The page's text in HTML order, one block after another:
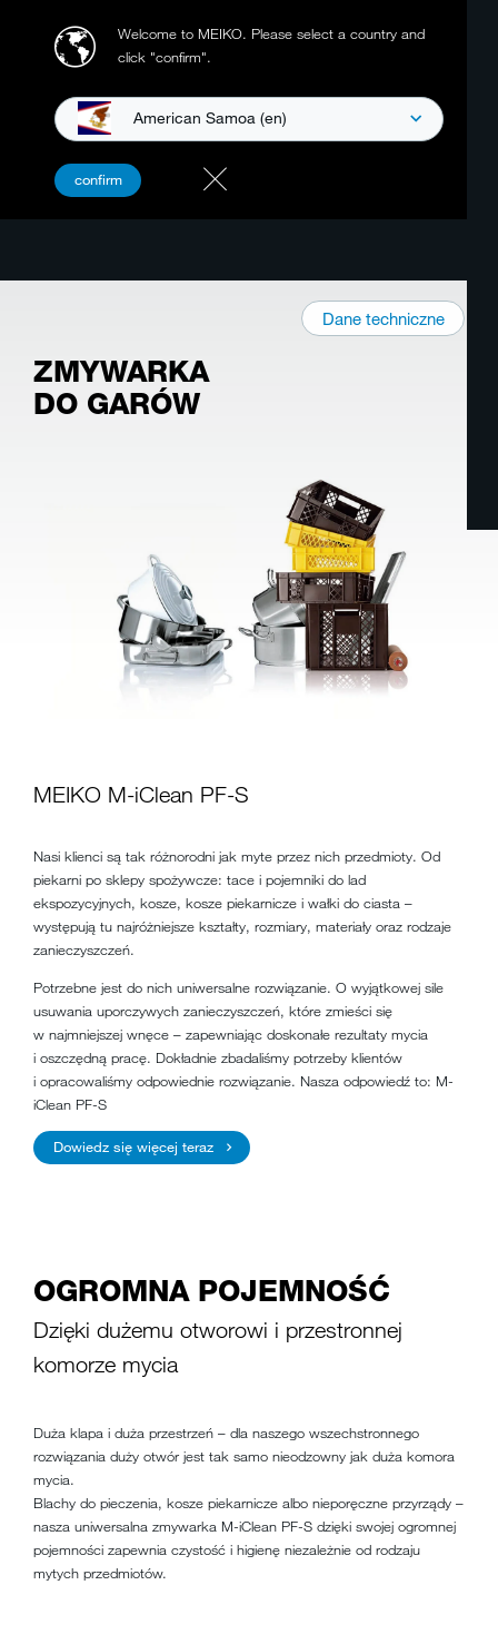
Welcome to MEIKO. Please select a country and
click "confirm".
American Samoa (en)
confirm
Dane techniczne
ZMYWARKA
DO GARÓW
MEIKO M-iClean PF-S
Nasi klienci są tak różnorodni jak myte przez nich przedmioty. Od
piekarni po sklepy spożywcze: tace i pojemniki do lad
ekspozycyjnych, kosze, kosze piekarnicze i wałki do ciasta –
występują tu najróżniejsze kształty, rozmiary, materiały oraz rodzaje
zanieczyszczeń.
Potrzebne jest do nich uniwersalne rozwiązanie. O wyjątkowej sile
usuwania uporczywych zanieczyszczeń, które zmieści się
w najmniejszej wnęce – zapewniając doskonałe rezultaty mycia
i oszczędną pracę. Dokładnie zbadaliśmy potrzeby klientów
i opracowaliśmy odpowiednie rozwiązanie. Nasza odpowiedź to: M-
iClean PF-S
Dowiedz się więcej teraz
OGROMNA POJEMNOŚĆ
Dzięki dużemu otworowi i przestronnej
komorze mycia
Duża klapa i duża przestrzeń – dla naszego wszechstronnego
rozwiązania duży otwór jest tak samo nieodzowny jak duża komora
mycia.
Blachy do pieczenia, kosze piekarnicze albo nieporęczne przyrządy –
nasza uniwersalna zmywarka M-iClean PF-S dzięki swojej ogromnej
pojemności zapewnia czystość i higienę niezależnie od rodzaju
mytych przedmiotów.